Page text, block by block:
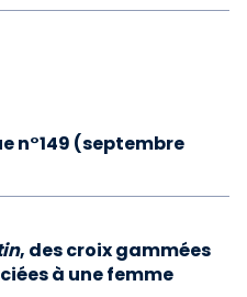
n°149 (septembre
, des croix gammées
à une femme